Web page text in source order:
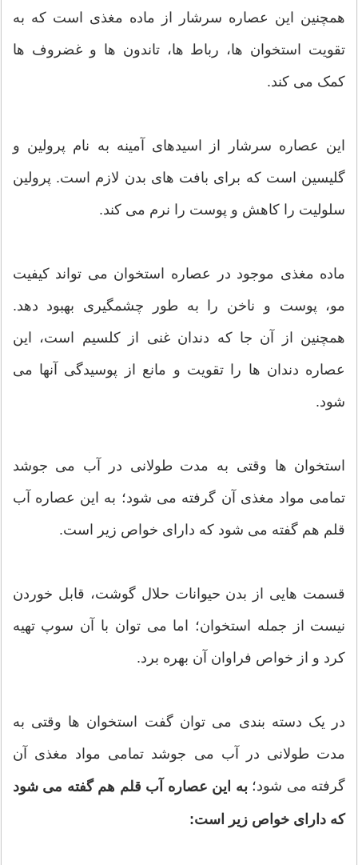
همچنین این عصاره سرشار از ماده مغذی است که به
تقویت استخوان ها، رباط ها، تاندون ها و غضروف ها
کمک می کند.
این عصاره سرشار از اسیدهای آمینه به نام پرولین و
گلیسین است که برای بافت های بدن لازم است. پرولین
سلولیت را کاهش و پوست را نرم می کند.
ماده مغذی موجود در عصاره استخوان می تواند کیفیت
مو، پوست و ناخن را به طور چشمگیری بهبود دهد.
همچنین از آن جا که دندان غنی از کلسیم است، این
عصاره دندان ها را تقویت و مانع از پوسیدگی آنها می
شود.
استخوان ها وقتی به مدت طولانی در آب می جوشد
تمامی مواد مغذی آن گرفته می شود؛ به این عصاره آب
قلم هم گفته می شود که دارای خواص زیر است.
قسمت هایی از بدن حیوانات حلال گوشت، قابل خوردن
نیست از جمله استخوان؛ اما می توان با آن سوپ تهیه
کرد و از خواص فراوان آن بهره برد.
در یک دسته بندی می توان گفت استخوان ها وقتی به
مدت طولانی در آب می جوشد تمامی مواد مغذی آن
گرفته می شود؛به این عصاره آب قلم هم گفته می شود
که دارای خواص زیر است: